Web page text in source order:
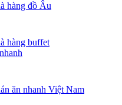
hàng đồ Âu
hàng buffet
ăn nhanh Việt Nam